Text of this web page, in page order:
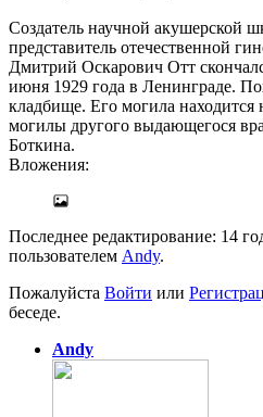
Создатель научной акушерской
представитель отечественной
Дмитрий Оскарович Отт
июня 1929 года в Ленинграде.
кладбище. Его могила находится
могилы другого выдающегося
Боткина.
Вложения:
Последнее редактирование: 14
пользователем Andy.
Пожалуйста Войти или
беседе.
Andy